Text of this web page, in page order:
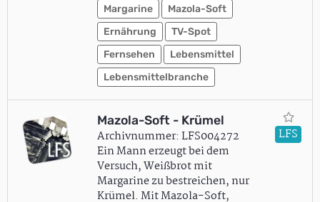
Margarine
Mazola-Soft
Ernährung
TV-Spot
Fernsehen
Lebensmittel
Lebensmittelbranche
Mazola-Soft - Krümel
Archivnummer: LFS004272
Ein Mann erzeugt bei dem
Versuch, Weißbrot mit
Margarine zu bestreichen, nur
Krümel. Mit Mazola-Soft,
LFS